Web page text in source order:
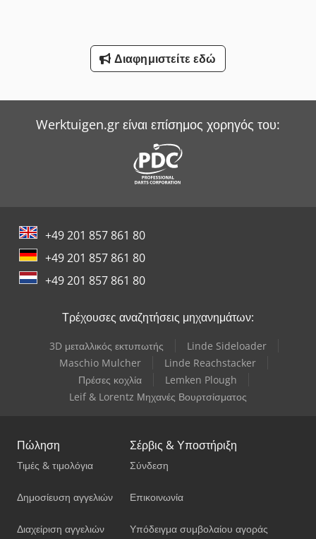
Witzig & Frank Μηχανές Μεταφοράς
Yale Picker
Διαφημιστείτε εδώ
Werktuigen.gr είναι επίσημος χορηγός του:
+49 201 857 861 80
+49 201 857 861 80
+49 201 857 861 80
Τρέχουσες αναζητήσεις μηχανημάτων:
3D μεταλλικός εκτυπωτής
Linde Sideloader
Maschio Mulcher
Linde Reachstacker
Πρέσες κοχλία
Lemken Plough
Leif & Lorentz Μηχανές Βουρτσίσματος
Πώληση
Τιμές & τιμολόγια
Δημοσίευση αγγελιών
Διαχείριση αγγελιών
Σέρβις & Υποστήριξη
Σύνδεση
Επικοινωνία
Υπόδειγμα συμβολαίου αγοράς